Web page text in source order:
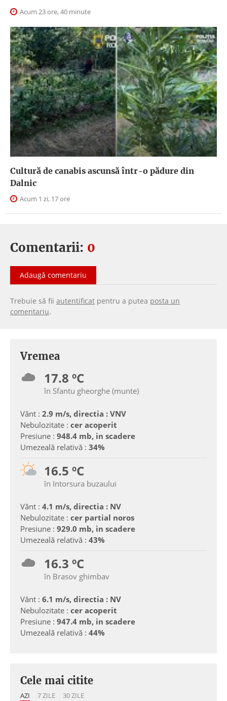
Acum 23 ore, 40 minute
Cultură de canabis ascunsă într-o pădure din
Dalnic
Acum 1 zi, 17 ore
Comentarii: 0
Adaugă comentariu
Trebuie să fii autentificat pentru a putea posta un
comentariu.
Vremea
17.8 ºC
în Sfantu gheorghe (munte)
Vânt : 2.9 m/s, directia : VNV
Nebulozitate : cer acoperit
Presiune : 948.4 mb, in scadere
Umezeală relativă : 34%
16.5 ºC
în Intorsura buzaului
Vânt : 4.1 m/s, directia : NV
Nebulozitate : cer partial noros
Presiune : 929.0 mb, in scadere
Umezeală relativă : 43%
16.3 ºC
în Brasov ghimbav
Vânt : 6.1 m/s, directia : NV
Nebulozitate : cer acoperit
Presiune : 947.4 mb, in scadere
Umezeală relativă : 44%
Cele mai citite
AZI 7 ZILE 30 ZILE